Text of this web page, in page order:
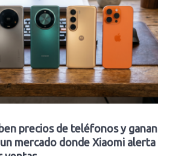
precios de teléfonos y ganan
mercado donde Xiaomi alerta